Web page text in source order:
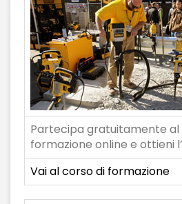
Partecipa gratuitamente al
formazione online e ottieni
Vai al corso di formazione